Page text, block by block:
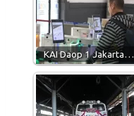
A
p
p
a
m
o
k
KAI Daop 1 Jakarta…